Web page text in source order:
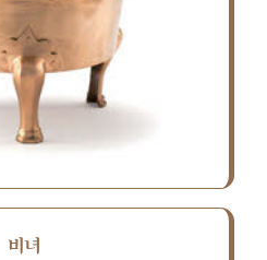
비녀